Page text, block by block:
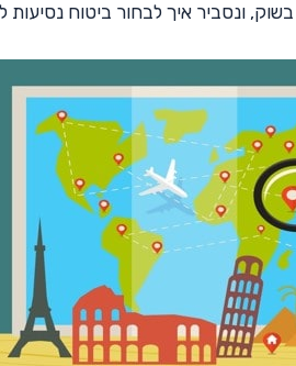
ונסביר איך לבחור ביטוח נסיעות